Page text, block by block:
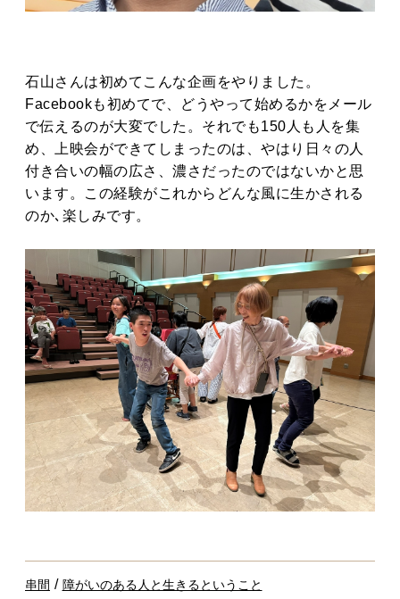
石山さんは初めてこんな企画をやりました。
Facebookも初めてで、どうやって始めるかをメール
で伝えるのが大変でした。それでも150人も人を集
め、上映会ができてしまったのは、やはり日々の人
付き合いの幅の広さ、濃さだったのではないかと思
います。この経験がこれからどんな風に生かされる
のか､楽しみです。
串間 / 障がいのある人と生きるということ